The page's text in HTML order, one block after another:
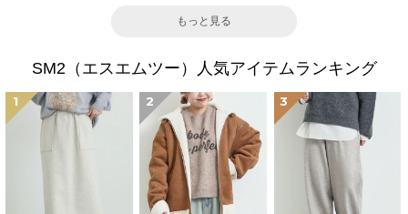
もっと見る
SM2（エスエムツー）人気アイテムランキング
1 2 3